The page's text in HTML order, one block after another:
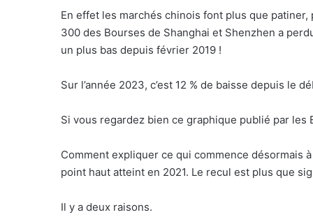
En effet les marchés chinois font plus que patiner,
300 des Bourses de Shanghai et Shenzhen a
un plus bas depuis février 2019 !
Sur l’année 2023, c’est 12 % de baisse depuis le
Si vous regardez bien ce graphique publié par les
Comment expliquer ce qui commence désormais
point haut atteint en 2021. Le recul est plus que
Il y a deux raisons.